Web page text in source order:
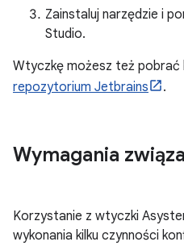
Zainstaluj narzędzie i
Studio.
Wtyczkę możesz też pobrać
repozytorium Jetbrains
.
Wymagania
Korzystanie z wtyczki
wykonania kilku czynności